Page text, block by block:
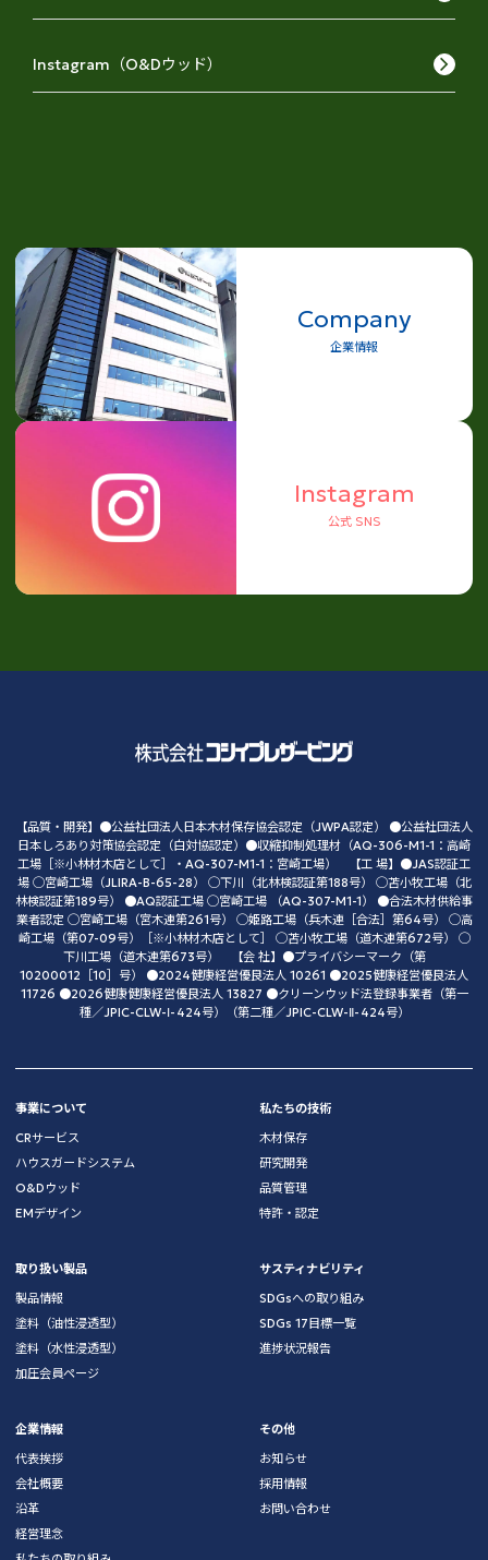
Instagram（O&Dウッド） keyboard_arrow_right
Company
企業情報
Instagram
公式 SNS
【品質・開発】●公益社団法人日本木材保存協会認定（JWPA認定） ●公益社団法人
日本しろあり対策協会認定（白対協認定）●収縮抑制処理材（AQ-306-M1-1：高崎
工場［※小林材木店として］・AQ-307-M1-1：宮崎工場） 【工 場】●JAS認証工
場 ◯宮崎工場（JLIRA-B-65-28） ◯下川（北林検認証第188号） ◯苫小牧工場（北
林検認証第189号） ●AQ認証工場 ◯宮崎工場 （AQ-307-M1-1） ●合法木材供給事
業者認定 ◯宮崎工場（宮木連第261号） ◯姫路工場（兵木連［合法］第64号） ◯高
崎工場（第07-09号）［※小林材木店として］ ◯苫小牧工場（道木連第672号） ◯
下川工場（道木連第673号） 【会 社】●プライバシーマーク（第
10200012［10］号） ●2024健康経営優良法人 10261 ●2025健康経営優良法人
11726 ●2026健康健康経営優良法人 13827 ●クリーンウッド法登録事業者（第一
種／JPIC-CLW-Ⅰ-424号）（第二種／JPIC-CLW-Ⅱ-424号）
事業について
CRサービス
ハウスガードシステム
O&Dウッド
EMデザイン
私たちの技術
木材保存
研究開発
品質管理
特許・認定
取り扱い製品
製品情報
塗料（油性浸透型）
塗料（水性浸透型）
加圧会員ページ
サスティナビリティ
SDGsへの取り組み
SDGs 17目標一覧
進捗状況報告
企業情報
代表挨拶
会社概要
沿革
経営理念
その他
お知らせ
採用情報
お問い合わせ